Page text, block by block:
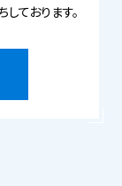
ております。